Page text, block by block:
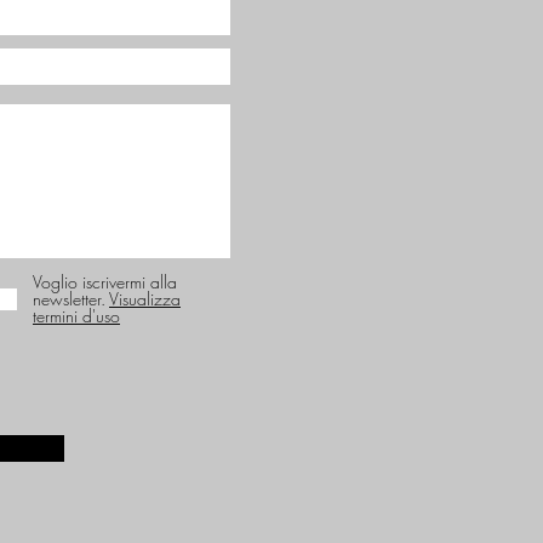
Voglio iscrivermi alla
newsletter. Visualizza
termini d'uso